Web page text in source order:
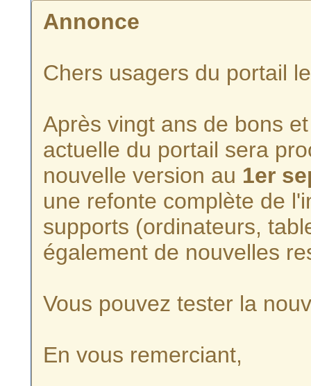
Annonce
Chers usagers du portail
Après vingt ans de bons
actuelle du portail sera
nouvelle version au 1er
une refonte complète de
supports (ordinateurs,
également de nouvelles
Vous pouvez tester la
En vous remerciant,